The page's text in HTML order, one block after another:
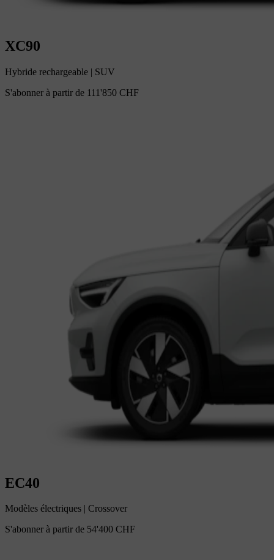
XC90
Hybride rechargeable | SUV
S'abonner à partir de 111'850 CHF
EC40
Modèles électriques | Crossover
S'abonner à partir de 54'400 CHF